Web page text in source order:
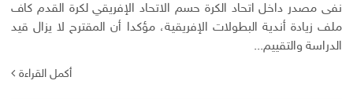
نفى مصدر داخل اتحاد الكرة حسم الاتحاد الإفريقي لكرة القدم كاف
ملف زيادة أندية البطولات الإفريقية، مؤكدا أن المقترح لا يزال قيد
الدراسة والتقييم...
أكمل القراءة